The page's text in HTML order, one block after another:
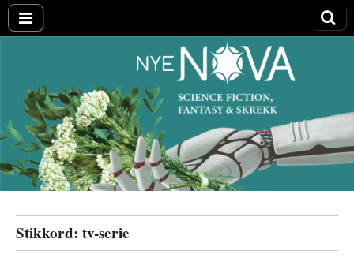
Nye NOVA
Stikkord: tv-serie